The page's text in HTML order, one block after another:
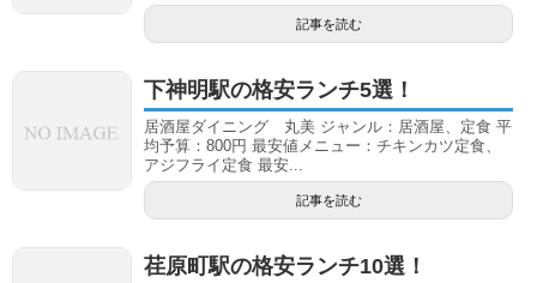
記事を読む
下神明駅の格安ランチ5選！
居酒屋ダイニング 丸美 ジャンル：居酒屋、定食 平
均予算：800円 最安値メニュー：チキンカツ定食、
アジフライ定食 最安...
記事を読む
荏原町駅の格安ランチ10選！